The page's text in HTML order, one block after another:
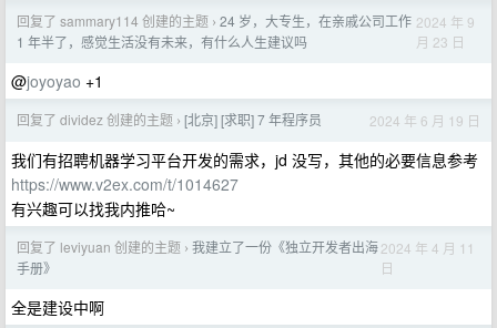
回复了 sammary114 创建的主题 › 24 岁，大专生，在亲戚公司工作
1 年半了，感觉生活没有未来，有什么人生建议吗
2024 年 9
月 23 日
@joyoyao +1
回复了 dividez 创建的主题 › [北京] [求职] 7 年程序员 2024 年 6 月 19 日
我们有招聘机器学习平台开发的需求，jd 没写，其他的必要信息参考
https://www.v2ex.com/t/1014627
有兴趣可以找我内推哈~
回复了 leviyuan 创建的主题 › 我建立了一份《独立开发者出海
手册》
2024 年 4 月 11
日
全是建设中啊